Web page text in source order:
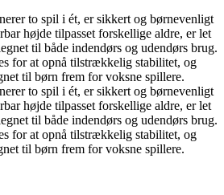
to spil i ét, er sikkert og børnevenligt
højde tilpasset forskellige aldre, er let
til både indendørs og udendørs brug.
for at opnå tilstrækkelig stabilitet, og
til børn frem for voksne spillere.
to spil i ét, er sikkert og børnevenligt
højde tilpasset forskellige aldre, er let
til både indendørs og udendørs brug.
for at opnå tilstrækkelig stabilitet, og
til børn frem for voksne spillere.